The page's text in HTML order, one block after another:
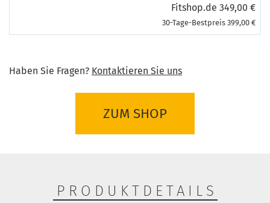
Fitshop.de 349,00 €
30-Tage-Bestpreis 399,00 €
Haben Sie Fragen? Kontaktieren Sie uns
ZUM SHOP
PRODUKTDETAILS